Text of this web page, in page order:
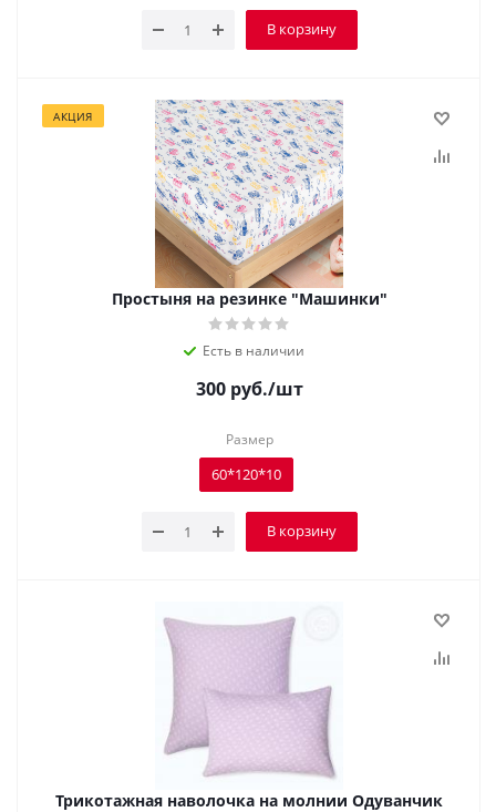
В корзину
АКЦИЯ
Простыня на резинке "Машинки"
Есть в наличии
300руб./шт
Размер
60*120*10
В корзину
Трикотажная наволочка на молнии Одуванчик